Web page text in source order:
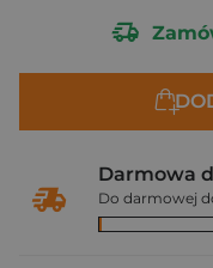
Darmowa
Do darmowej